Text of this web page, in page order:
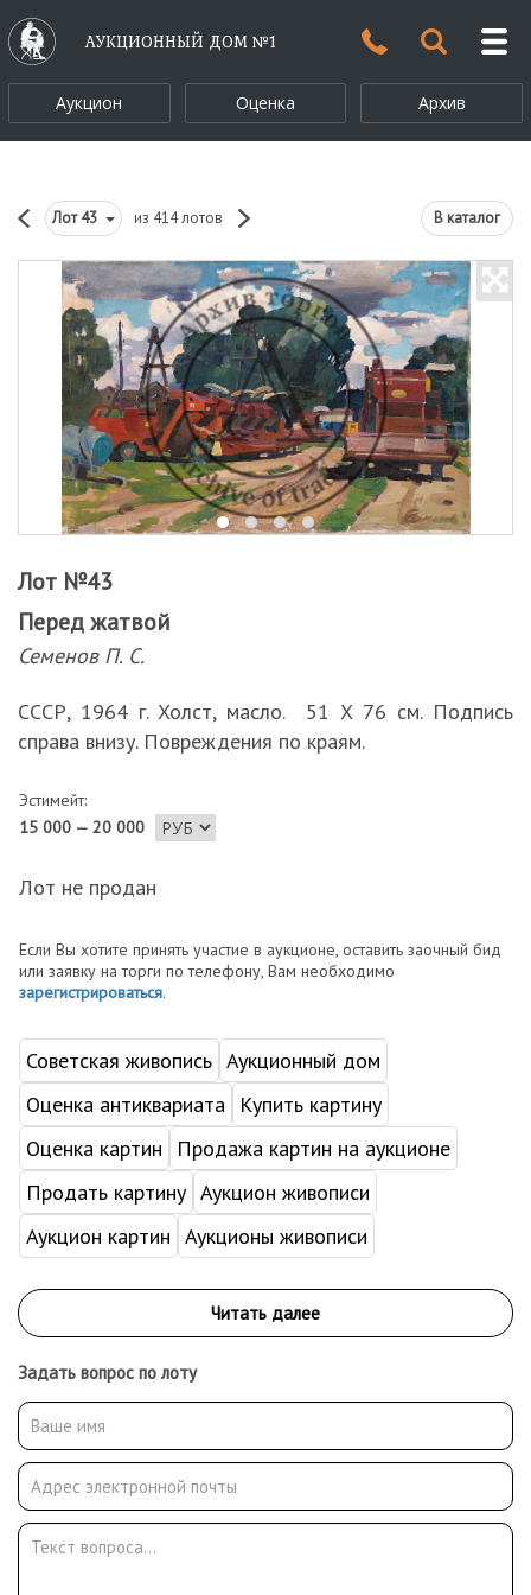
АУКЦИОННЫЙ ДОМ №1
Аукцион Оценка Архив
Лот43 из 414 лотов В каталог
Лот №43
Перед жатвой
Семенов П. С.
СССР, 1964 г. Холст, масло. 51 Х 76 см. Подпись
справа внизу. Повреждения по краям.
Эстимейт:
15 000 — 20 000
Лот не продан
Если Вы хотите принять участие в аукционе, оставить заочный бид
или заявку на торги по телефону, Вам необходимо
зарегистрироваться.
Советская живопись Аукционный дом
Оценка антиквариата
Купить картину
Оценка картин
Продажа картин на аукционе
Продать картину Аукцион живописи
Аукцион картин Аукционы живописи
Задать вопрос по лоту